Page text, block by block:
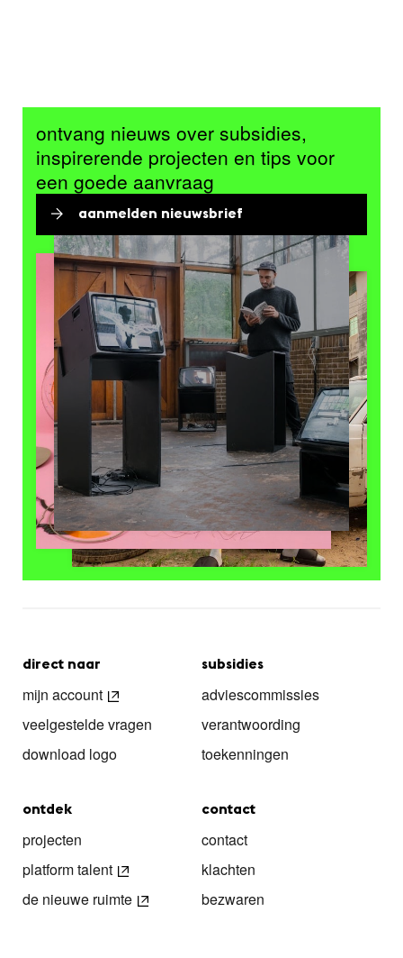
ontvang nieuws over subsidies,
inspirerende projecten en tips voor
een goede aanvraag
aanmelden nieuwsbrief
direct naar
mijn account
veelgestelde vragen
download logo
subsidies
adviescommissies
verantwoording
toekenningen
ontdek
projecten
platform talent
de nieuwe ruimte
contact
contact
klachten
bezwaren